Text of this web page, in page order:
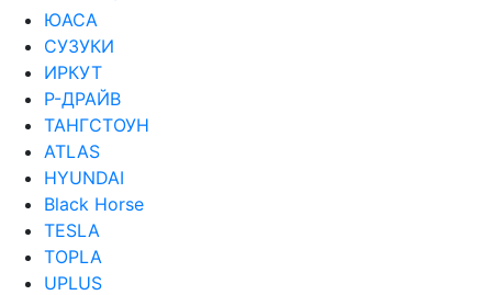
ЮАСА
СУЗУКИ
ИРКУТ
Р-ДРАЙВ
ТАНГСТОУН
ATLAS
HYUNDAI
Black Horse
TESLA
TOPLA
UPLUS